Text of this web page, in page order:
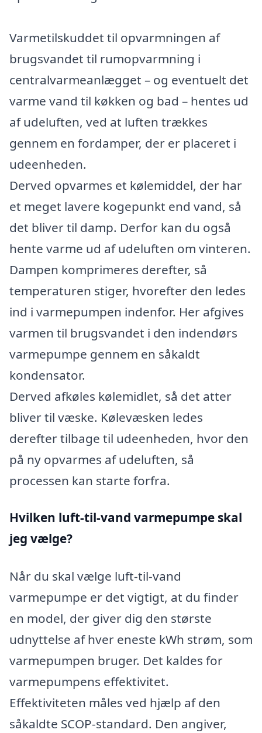
Varmetilskuddet til opvarmningen af
brugsvandet til rumopvarmning i
centralvarmeanlægget – og eventuelt det
varme vand til køkken og bad – hentes ud
af udeluften, ved at luften trækkes
gennem en fordamper, der er placeret i
udeenheden.
Derved opvarmes et kølemiddel, der har
et meget lavere kogepunkt end vand, så
det bliver til damp. Derfor kan du også
hente varme ud af udeluften om vinteren.
Dampen komprimeres derefter, så
temperaturen stiger, hvorefter den ledes
ind i varmepumpen indenfor. Her afgives
varmen til brugsvandet i den indendørs
varmepumpe gennem en såkaldt
kondensator.
Derved afkøles kølemidlet, så det atter
bliver til væske. Kølevæsken ledes
derefter tilbage til udeenheden, hvor den
på ny opvarmes af udeluften, så
processen kan starte forfra.
Hvilken luft-til-vand varmepumpe skal
jeg vælge?
Når du skal vælge luft-til-vand
varmepumpe er det vigtigt, at du finder
en model, der giver dig den største
udnyttelse af hver eneste kWh strøm, som
varmepumpen bruger. Det kaldes for
varmepumpens effektivitet.
Effektiviteten måles ved hjælp af den
såkaldte SCOP-standard. Den angiver,